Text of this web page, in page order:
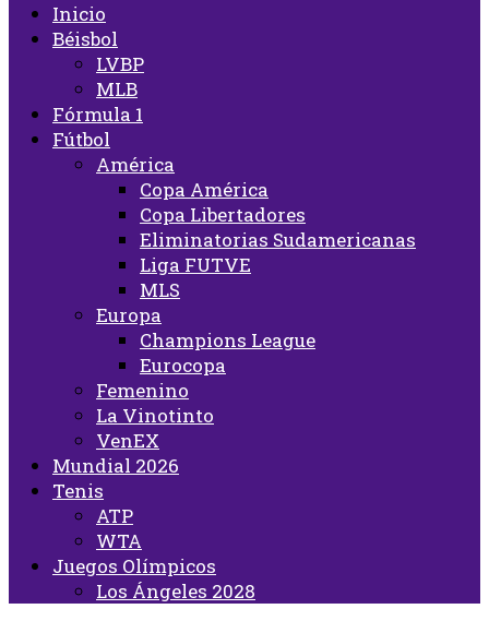
Inicio
Béisbol
LVBP
MLB
Fórmula 1
Fútbol
América
Copa América
Copa Libertadores
Eliminatorias Sudamericanas
Liga FUTVE
MLS
Europa
Champions League
Eurocopa
Femenino
La Vinotinto
VenEX
Mundial 2026
Tenis
ATP
WTA
Juegos Olímpicos
Los Ángeles 2028